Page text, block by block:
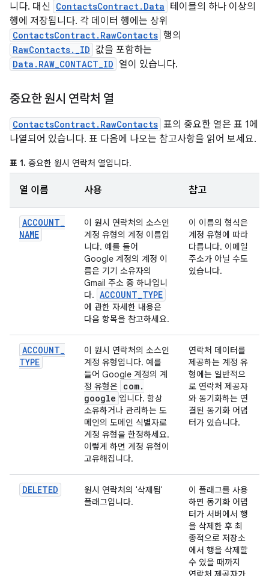
니다. 대신 ContactsContract.Data 테이블의 하나 이상의
행에 저장됩니다. 각 데이터 행에는 상위
ContactsContract.RawContacts 행의
RawContacts._ID 값을 포함하는
Data.RAW_CONTACT_ID 열이 있습니다.
중요한 원시 연락처 열
ContactsContract.RawContacts 표의 중요한 열은 표 1에
나열되어 있습니다. 표 다음에 나오는 참고사항을 읽어 보세요.
표 1. 중요한 원시 연락처 열입니다.
열 이름 사용 참고
ACCOUNT_
NAME
이 원시 연락처의 소스인
계정 유형의 계정 이름입
니다. 예를 들어
Google 계정의 계정 이
름은 기기 소유자의
Gmail 주소 중 하나입니
다. ACCOUNT_TYPE
에 관한 자세한 내용은
다음 항목을 참고하세요.
이 이름의 형식은
계정 유형에 따라
다릅니다. 이메일
주소가 아닐 수도
있습니다.
ACCOUNT_
TYPE
이 원시 연락처의 소스인
계정 유형입니다. 예를
들어 Google 계정의 계
정 유형은 com.
google 입니다. 항상
소유하거나 관리하는 도
메인의 도메인 식별자로
계정 유형을 한정하세요.
이렇게 하면 계정 유형이
고유해집니다.
연락처 데이터를
제공하는 계정 유
형에는 일반적으
로 연락처 제공자
와 동기화하는 연
결된 동기화 어댑
터가 있습니다.
DELETED
원시 연락처의 '삭제됨'
플래그입니다.
이 플래그를 사용
하면 동기화 어댑
터가 서버에서 행
을 삭제한 후 최
종적으로 저장소
에서 행을 삭제할
수 있을 때까지